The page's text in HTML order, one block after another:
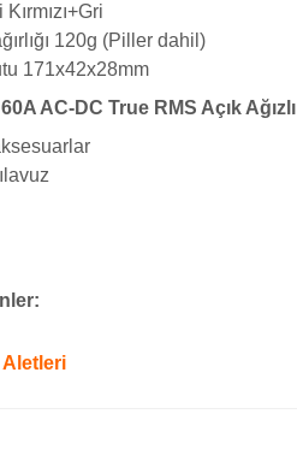
120g (Piller dahil)
171x42x28mm
AC-DC True RMS Açık
Aletleri